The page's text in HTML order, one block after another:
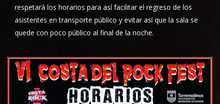
respetará los horarios para así facilitar el regreso de los
asistentes en transporte público y evitar así que la sala se
quede con poco público al final de la noche.